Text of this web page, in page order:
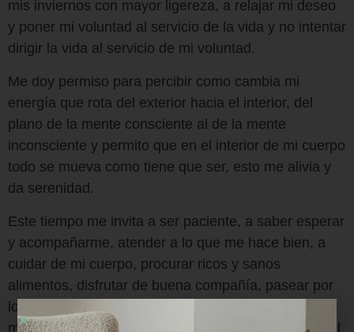
mis inviernos con mayor ligereza, a relajar mi deseo
y poner mi voluntad al servicio de la vida y no intentar
dirigir la vida al servicio de mi voluntad.
Me doy permiso para percibir como cambia mi
energía que rota del exterior hacia el interior, del
plano de la mente consciente al de la mente
inconsciente y permito que en el interior de mi cuerpo
todo se mueva como tiene que ser, esto me alivia y
da serenidad.
Este tiempo me invita a ser paciente, a saber esperar
y acompañarme, atender a lo que me hace bien, a
cuidar de mi cuerpo, procurar ricos y sanos
alimentos, disfrutar de buena compañía, pasear por
los parques y bosques, respirar conscientemente,
meditar, jugar, reír, sorprenderme, mirarme y mirar el